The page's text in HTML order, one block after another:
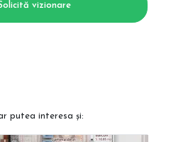
vizionare
ar putea interesa și: